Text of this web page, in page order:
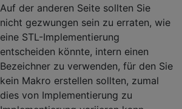
Auf der anderen Seite sollten Sie
nicht gezwungen sein zu erraten, wie
eine STL-Implementierung
entscheiden könnte, intern einen
Bezeichner zu verwenden, für den Sie
kein Makro erstellen sollten, zumal
dies von Implementierung zu